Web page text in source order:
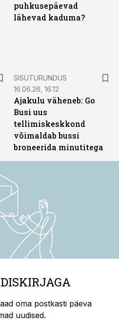
puhkusepäevad
lähevad kaduma?
SISUTURUNDUS
16.06.26, 16:12
Ajakulu väheneb: Go
Busi uus
tellimiskeskkond
võimaldab bussi
broneerida minutitega
oma postkasti päeva
uudised.